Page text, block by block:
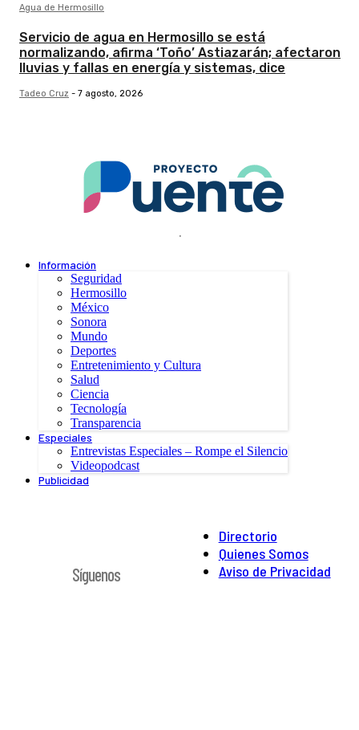
Agua de Hermosillo
Servicio de agua en Hermosillo se está
normalizando, afirma ‘Toño’ Astiazarán; afectaron
lluvias y fallas en energía y sistemas, dice
Tadeo Cruz - 7 agosto, 2026
.
Información
Seguridad
Hermosillo
México
Sonora
Mundo
Deportes
Entretenimiento y Cultura
Salud
Ciencia
Tecnología
Transparencia
Especiales
Entrevistas Especiales – Rompe el Silencio
Videopodcast
Publicidad
Directorio
Quienes Somos
Aviso de Privacidad
Síguenos